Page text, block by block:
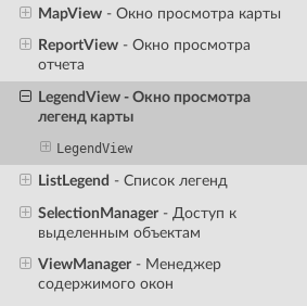
MapView- Окно просмотра карты
ReportView- Окно просмотра
отчета
LegendView- Окно просмотра
легенд карты
LegendView
ListLegend - Список легенд
SelectionManager- Доступ к
выделенным объектам
ViewManager- Менеджер
содержимого окон